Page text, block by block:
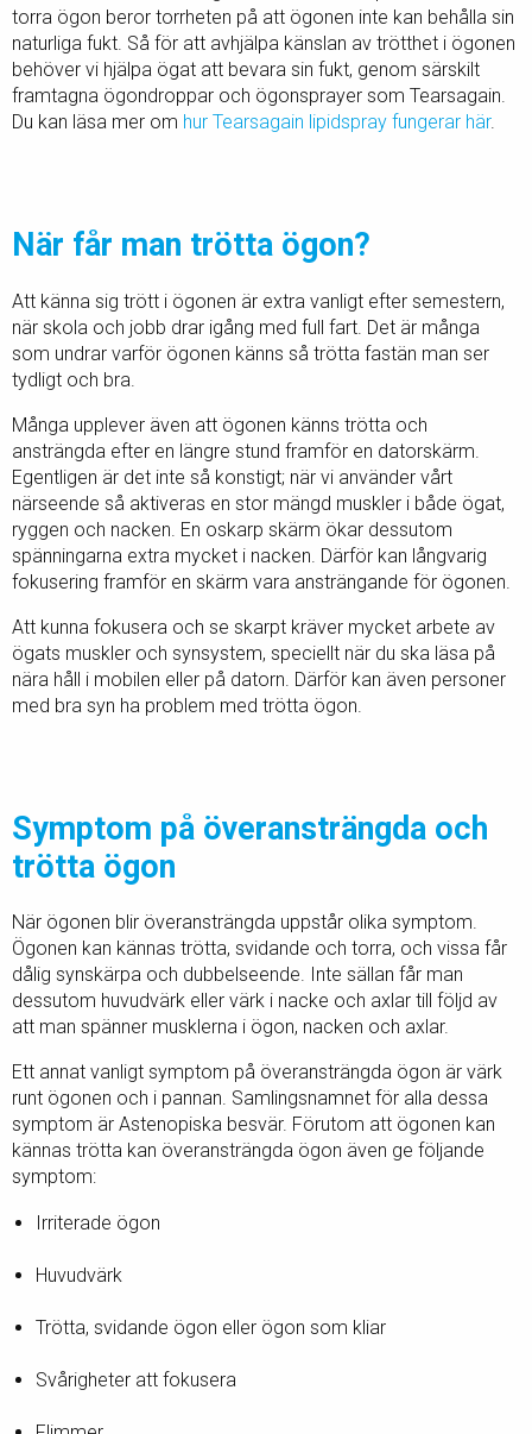
torra ögon beror torrheten på att ögonen inte kan behålla sin
naturliga fukt. Så för att avhjälpa känslan av trötthet i ögonen
behöver vi hjälpa ögat att bevara sin fukt, genom särskilt
framtagna ögondroppar och ögonsprayer som Tearsagain.
Du kan läsa mer om hur Tearsagain lipidspray fungerar här.
När får man trötta ögon?
Att känna sig trött i ögonen är extra vanligt efter semestern,
när skola och jobb drar igång med full fart. Det är många
som undrar varför ögonen känns så trötta fastän man ser
tydligt och bra.
Många upplever även att ögonen känns trötta och
ansträngda efter en längre stund framför en datorskärm.
Egentligen är det inte så konstigt; när vi använder vårt
närseende så aktiveras en stor mängd muskler i både ögat,
ryggen och nacken. En oskarp skärm ökar dessutom
spänningarna extra mycket i nacken. Därför kan långvarig
fokusering framför en skärm vara ansträngande för ögonen.
Att kunna fokusera och se skarpt kräver mycket arbete av
ögats muskler och synsystem, speciellt när du ska läsa på
nära håll i mobilen eller på datorn. Därför kan även personer
med bra syn ha problem med trötta ögon.
Symptom på överansträngda och
trötta ögon
När ögonen blir överansträngda uppstår olika symptom.
Ögonen kan kännas trötta, svidande och torra, och vissa får
dålig synskärpa och dubbelseende. Inte sällan får man
dessutom huvudvärk eller värk i nacke och axlar till följd av
att man spänner musklerna i ögon, nacken och axlar.
Ett annat vanligt symptom på överansträngda ögon är värk
runt ögonen och i pannan. Samlingsnamnet för alla dessa
symptom är Astenopiska besvär. Förutom att ögonen kan
kännas trötta kan överansträngda ögon även ge följande
symptom:
Irriterade ögon
Huvudvärk
Trötta, svidande ögon eller ögon som kliar
Svårigheter att fokusera